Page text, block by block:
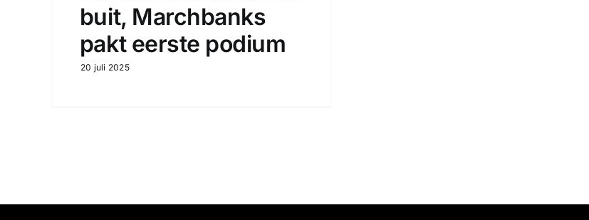
buit, Marchbanks
pakt eerste podium
20 juli 2025